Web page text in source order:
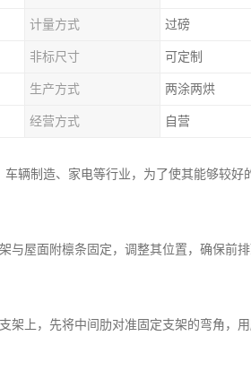
计量方式 过磅
非标尺寸 可定制
生产方式 两涂两烘
经营方式 自营
辆制造、家电等行业，为了使其能够较好
与屋面附檩条固定，调整其位置，确保前
架上，先将中间肋对准固定支架的弯角，